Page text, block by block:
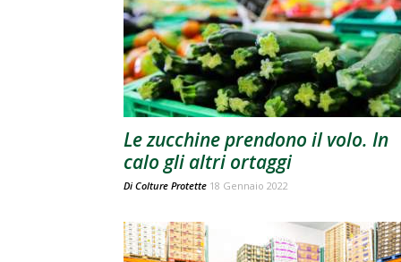
Le zucchine prendono il volo. In
calo gli altri ortaggi
Di Colture Protette 18 Gennaio 2022